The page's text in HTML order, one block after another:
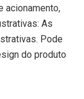
acionamento,
As
Pode
do produto